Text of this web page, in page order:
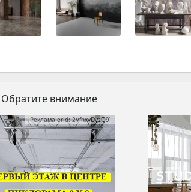
Обратите внимание
Реклама erid: 2VfnxyDyzQ9